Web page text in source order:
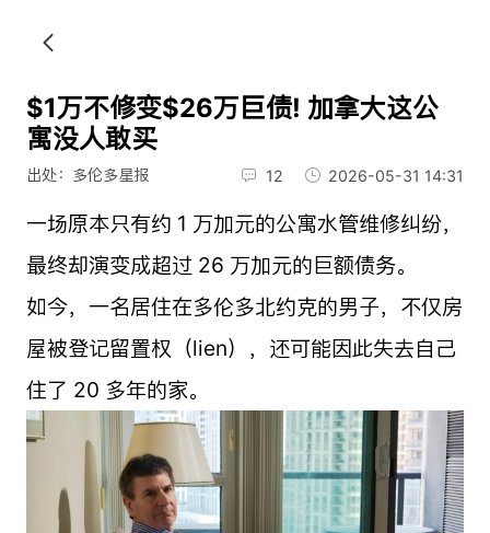
$1万不修变$26万巨债! 加拿大这公
寓没人敢买
出处：多伦多星报 12 2026-05-31 14:31
一场原本只有约 1 万加元的公寓水管维修纠纷，
最终却演变成超过 26 万加元的巨额债务。
如今，一名居住在多伦多北约克的男子，不仅房
屋被登记留置权（lien），还可能因此失去自己
住了 20 多年的家。